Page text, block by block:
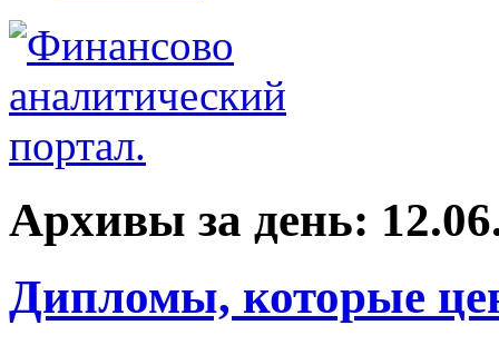
Архивы за день:
Дипломы, которые